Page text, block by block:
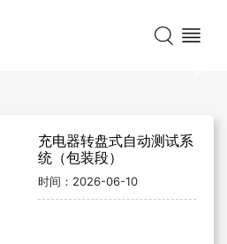
充电器转盘式自动测试系
统（包装段）
时间： 2026-06-10